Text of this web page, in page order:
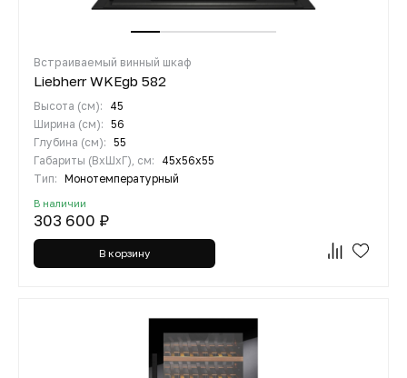
Встраиваемый винный шкаф
Liebherr WKEgb 582
Высота (см):
45
Ширина (см): 56
Глубина (см): 55
Габариты (ВхШхГ), см:
45x56x55
Тип: Монотемпературный
В наличии
303 600 ₽
В корзину